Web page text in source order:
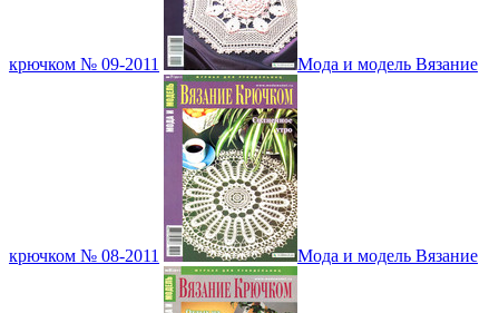
крючком № 09-2011 Мода и модель Вязание
крючком № 08-2011 Мода и модель Вязание